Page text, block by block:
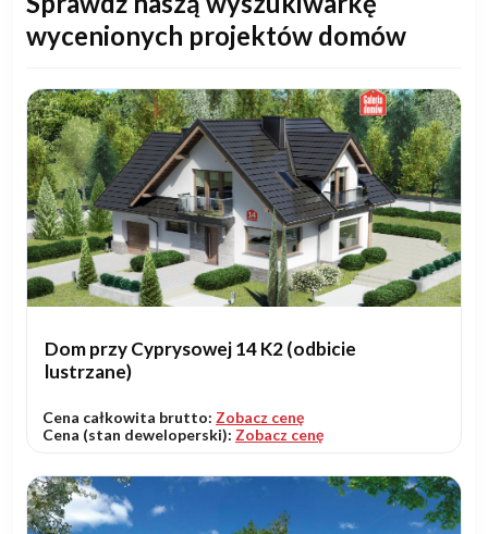
wycenionych projektów domów
Dom przy Cyprysowej 14 K2 (odbicie
lustrzane)
Cena całkowita brutto: Zobacz cenę
Cena (stan deweloperski): Zobacz cenę